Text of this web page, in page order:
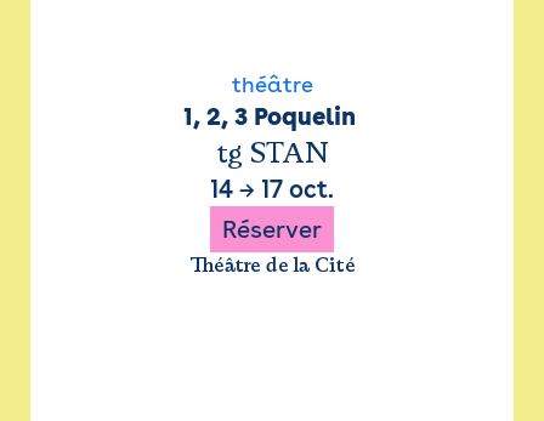
théâtre
1, 2, 3 Poquelin
tg STAN
14 → 17 oct.
Réserver
Théâtre de la Cité